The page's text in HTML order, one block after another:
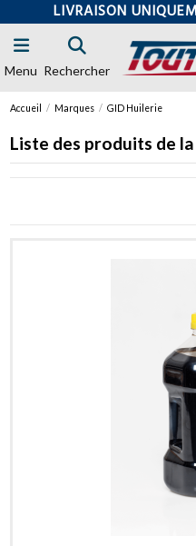
LIVRAISON
Menu Rechercher
Accueil Marques GID Huilerie
Liste des produits de